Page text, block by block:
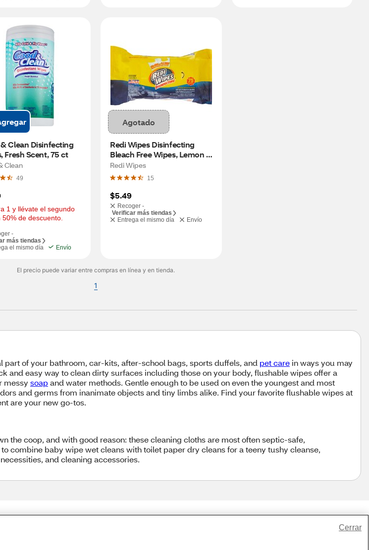
Clean Disinfecting
Fresh Scent, 75 ct
Clean
49
1 y llévate el segundo
50% de descuento.
-
más tiendas
el mismo día
Envío
Agotado
Redi Wipes Disinfecting
Bleach Free Wipes, Lemon
Scent, 75 ct
Redi Wipes
15
$5.49
Recoger -
Verificar más tiendas
Entrega el mismo día
Envío
El precio puede variar entre compras en línea y en tienda.
1
part of your bathroom, car-kits, after-school bags, sports duffels, and pet care in ways you may
and easy way to clean dirty surfaces including those on your body, flushable wipes offer a
messy soapand water methods. Gentle enough to be used on even the youngest and most
and germs from inanimate objects and tiny limbs alike. Find your favorite flushable wipes at
are your new go-tos.
the coop, and with good reason: these cleaning cloths are most often septic-safe,
combine baby wipe wet cleans with toilet paper dry cleans for a teeny tushy cleanse,
and cleaning accessories.
Cerrar